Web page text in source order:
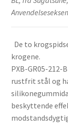
De to
krogene.
PXB-GR05-212-
rustfrit stål og
beskyttende